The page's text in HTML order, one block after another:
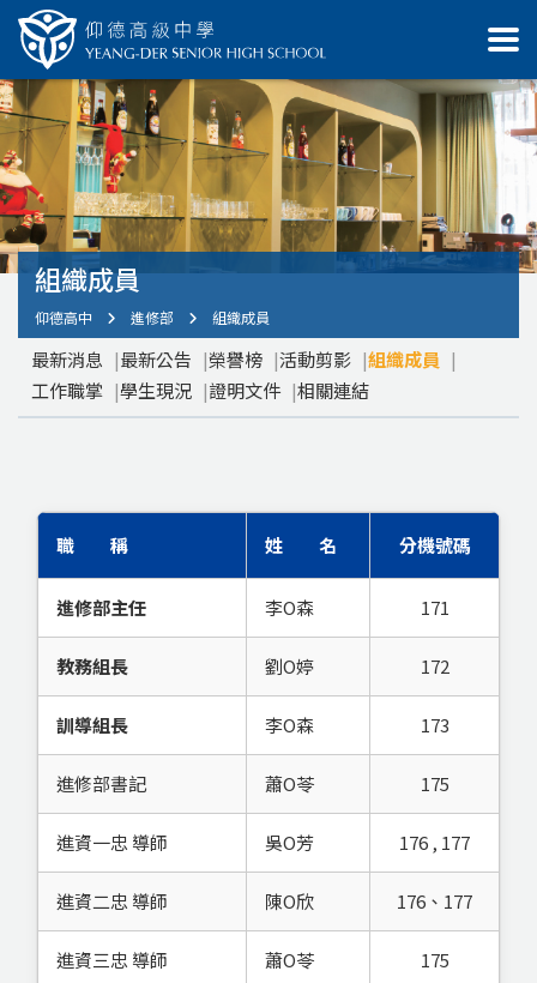
組織成員
仰德高中 進修部 組織成員
最新消息 最新公告 榮譽榜 活動剪影
組織成員
工作職掌
學生現況 證明文件 相關連結
職 稱 姓 名 分機號碼
進修部主任 李O森 171
教務組長 劉O婷 172
訓導組長 李O森 173
進修部書記 蕭O苓 175
進資一忠 導師 吳O芳 176 , 177
進資二忠 導師 陳O欣 176、177
進資三忠 導師 蕭O苓 175